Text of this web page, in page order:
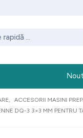
, ACCESORII MASINI
DQ-3 3×3 MM PENTRU